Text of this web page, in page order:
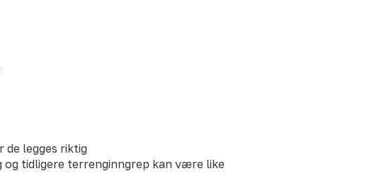
de legges riktig
og tidligere terrenginngrep kan være like